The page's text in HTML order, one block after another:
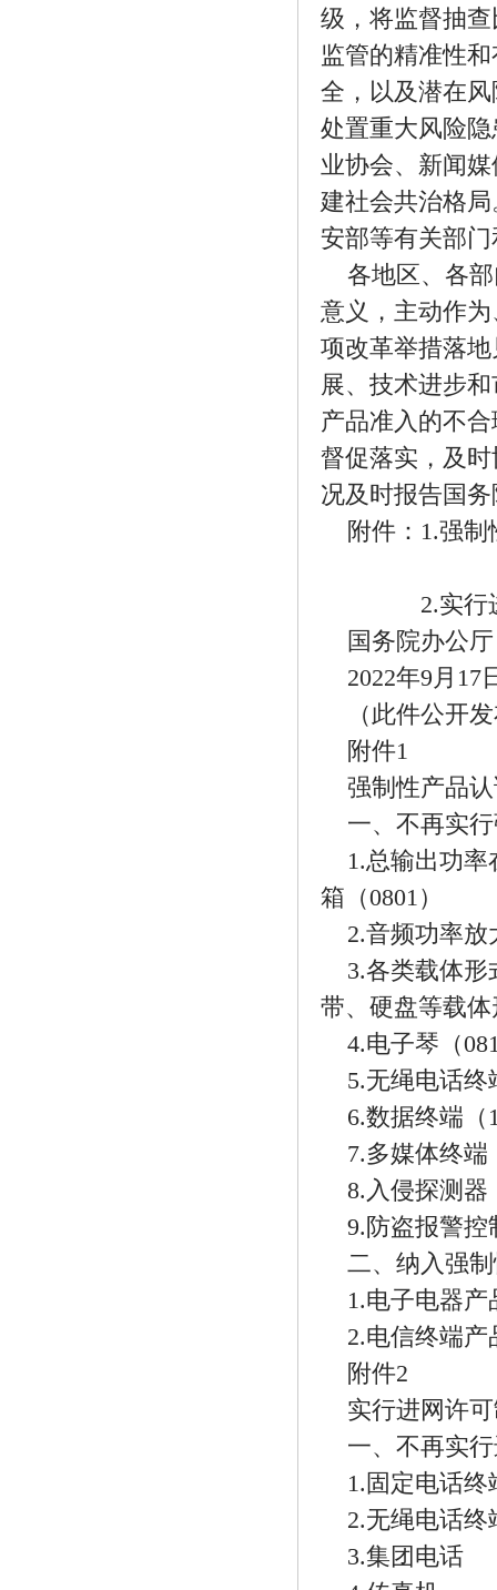
级，将监督抽
监管的精准性
全，以及潜在
处置重大风险
业协会、新闻
建社会共治格
安部等有关部
各地区、各
意义，主动作
项改革举措落
展、技术进步
产品准入的不
督促落实，及
况及时报告国
附件：1.强
2.实行进
国务院办公厅
2022年9月17
（此件公开
附件1
强制性产品
一、不再实
1.总输出功
箱（0801）
2.音频功率放
3.各类载体
带、硬盘等载体
4.电子琴（
5.无绳电话终
6.数据终端（
7.多媒体终端
8.入侵探测器
9.防盗报警控
二、纳入强
1.电子电器
2.电信终端
附件2
实行进网许
一、不再实
1.固定电话终
2.无绳电话终
3.集团电话